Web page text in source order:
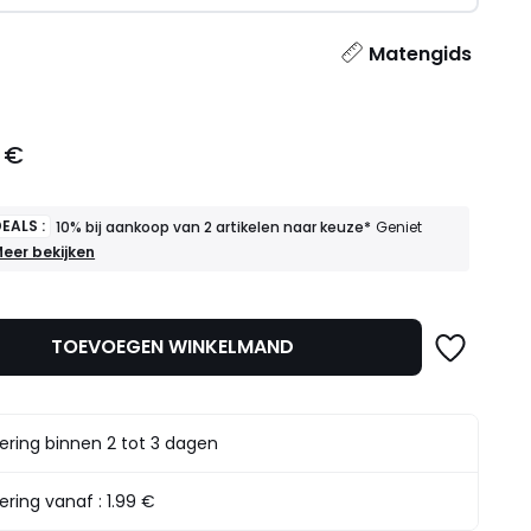
Matengids
€
: 10% bij aankoop van 2 artikelen naar keuze* Geniet
aankoop
naar
ervan
bekijken
TOEVOEGEN WINKELMAND
binnen 2 tot 3 dagen
vanaf :1.99 €